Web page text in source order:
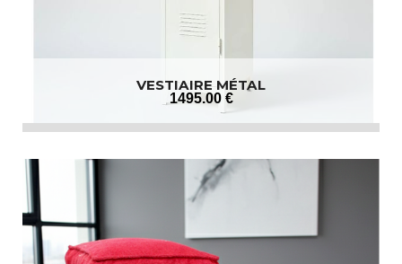
VESTIAIRE MÉTAL
1495.00 €